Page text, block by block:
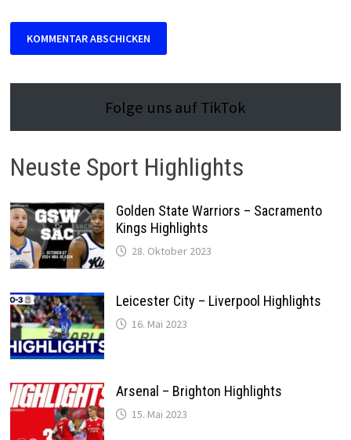
Folge uns auf TikTok
Neuste Sport Highlights
Golden State Warriors – Sacramento
Kings Highlights
28. Oktober 2023
Leicester City – Liverpool Highlights
16. Mai 2023
Arsenal – Brighton Highlights
15. Mai 2023